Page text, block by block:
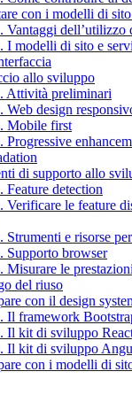
con i modelli di
Vantaggi dell’utilizzo
I modelli di sito e
allo sviluppo
Attività preliminari
Web design
Mobile first
Progressive
di supporto allo
Feature detection
Verificare le feature
Strumenti e risorse
Supporto browser
Misurare le prestazioni
del riuso
con il design
Il framework
Il kit di sviluppo
Il kit di sviluppo
con i modelli di